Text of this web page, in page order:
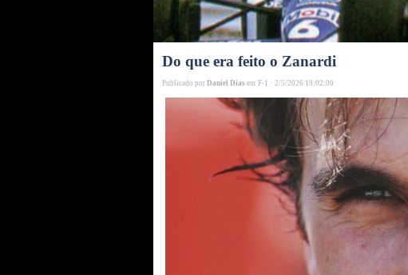
Do que era feito o Zanardi
Publicado por Daniel Dias em F-1 · 2/5/2026 19:02:00